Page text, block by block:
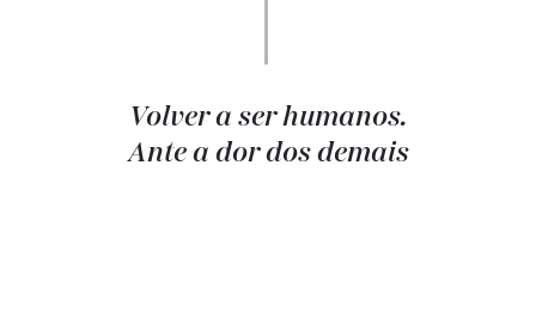
Volver a ser humanos.
Ante a dor dos demais